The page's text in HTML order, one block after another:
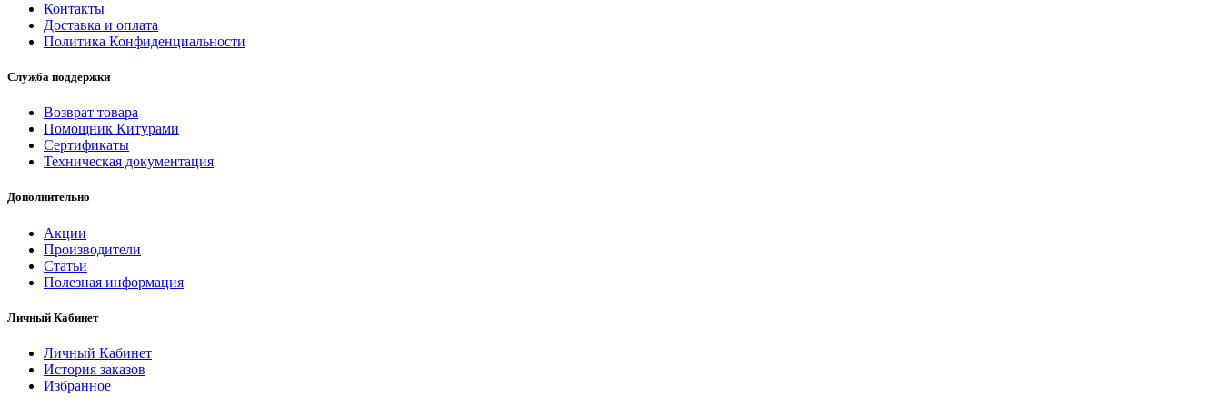
Контакты
Доставка и оплата
Политика Конфиденциальности
Служба поддержки
Возврат товара
Помощник Китурами
Сертификаты
Техническая документация
Дополнительно
Акции
Производители
Статьи
Полезная информация
Личный Кабинет
Личный Кабинет
История заказов
Избранное